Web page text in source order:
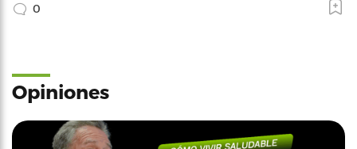
0
Opiniones